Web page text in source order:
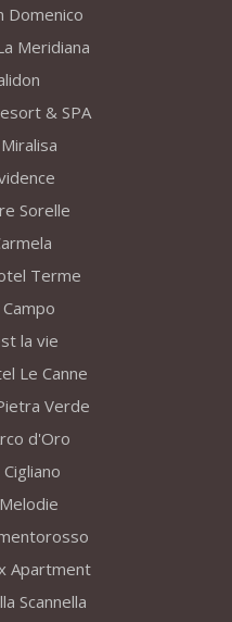
Domenico
Meridiana
& SPA
Sorelle
Terme
la vie
Le Canne
Verde
d'Oro
Apartment
Scannella